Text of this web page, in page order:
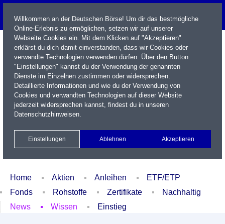
Name / WKN / ISIN / Kürzel
Xetra Realtime
Watchlist Portfolio Login
Home Aktien Anleihen
ETF/ETP
Fonds
Rohstoffe Zertifikate
Nachhaltig
News
Wissen Einstieg
Willkommen an der Deutschen Börse! Um dir das bestmögliche
Online-Erlebnis zu ermöglichen, setzen wir auf unserer
Webseite Cookies ein. Mit dem Klicken auf "Akzeptieren"
erklärst du dich damit einverstanden, dass wir Cookies oder
verwandte Technologien verwenden dürfen. Über den Button
"Einstellungen" kannst du der Verwendung der genannten
Dienste im Einzelnen zustimmen oder widersprechen.
Detaillierte Informationen und wie du der Verwendung von
Cookies und verwandten Technologien auf dieser Website
jederzeit widersprechen kannst, findest du in unseren
Datenschutzhinweisen.
Einstellungen Ablehnen Akzeptieren